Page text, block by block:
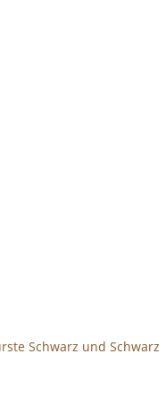
Schwarz und Schwarz